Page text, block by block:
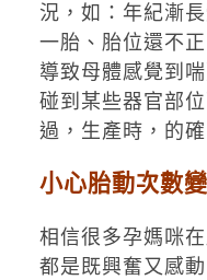
況，如：年紀漸
一胎、胎位還不
導致母體感覺到
碰到某些器官部
過，生產時，的
小心胎動次數
相信很多孕媽咪
都是既興奮又感